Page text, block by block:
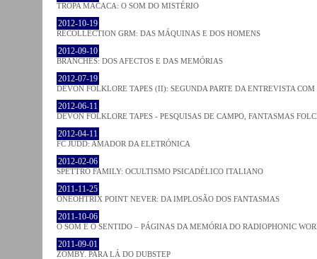
TROPA MACACA: O SOM DO MISTÉRIO
2012-10-19
RECOLLECTION GRM: DAS MÁQUINAS E DOS HOMENS
2012-09-10
BRANCHES: DOS AFECTOS E DAS MEMÓRIAS
2012-07-19
DEVON FOLKLORE TAPES (II): SEGUNDA PARTE DA ENTREVISTA
2012-06-11
DEVON FOLKLORE TAPES - PESQUISAS DE CAMPO, FANTASMAS
2012-04-11
FC JUDD: AMADOR DA ELETRÓNICA
2012-02-06
SPETTRO FAMILY: OCULTISMO PSICADÉLICO ITALIANO
2011-11-25
ONEOHTRIX POINT NEVER: DA IMPLOSÃO DOS FANTASMAS
2011-10-06
O SOM E O SENTIDO – PÁGINAS DA MEMÓRIA DO RADIOPHONIC
2011-09-01
ZOMBY. PARA LÁ DO DUBSTEP